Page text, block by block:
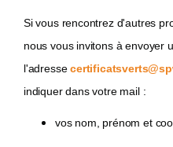
Si vous rencontrez d'autres
nous vous invitons à envoyer
l'adressecertificatsverts@
indiquer dans votre mail :
vos nom, prénom et